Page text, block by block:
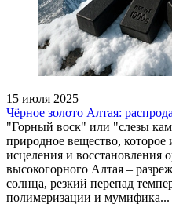
15 июля 2025
Чёрное золото Алтая:
"Горный воск" или "слезы
природное вещество, которое
исцеления и восстановления
высокогорного Алтая –
солнца, резкий перепад
полимеризации и мумифика...